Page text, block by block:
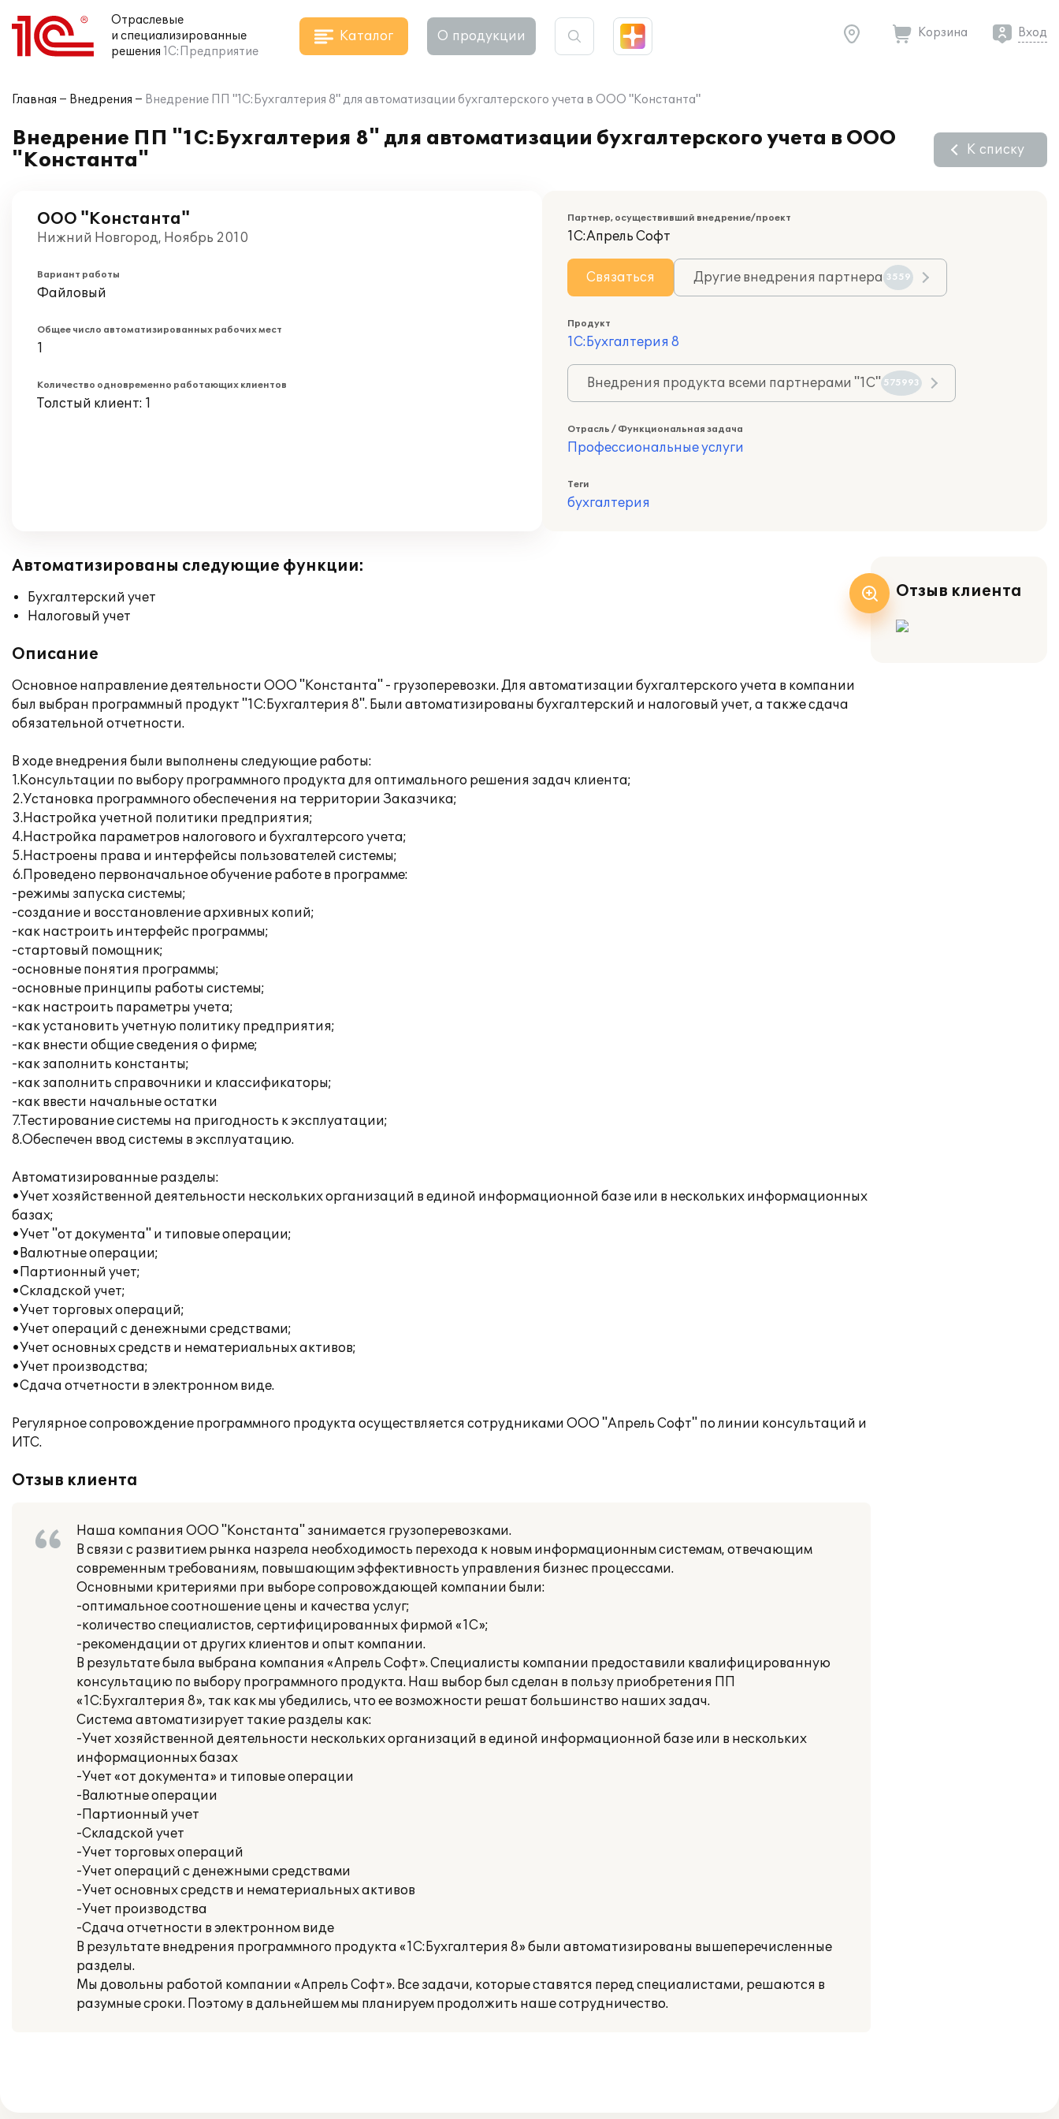
Отраслевые
и специализированные
решения 1С:Предприятие
Каталог О продукции Корзина Вход
Главная Внедрения Внедрение ПП "1С:Бухгалтерия 8" для автоматизации бухгалтерского учета в ООО "Константа"
Внедрение ПП "1С:Бухгалтерия 8" для автоматизации бухгалтерского учета в ООО
"Константа"
К списку
ООО "Константа"
Нижний Новгород, Ноябрь 2010
Вариант работы
Файловый
Общее число автоматизированных рабочих мест
1
Количество одновременно работающих клиентов
Толстый клиент: 1
Партнер, осуществивший внедрение/проект
1С:Апрель Софт
Связаться Другие внедрения партнера 3559
Продукт
1С:Бухгалтерия 8
Внедрения продукта всеми партнерами "1С" 575993
Отрасль / Функциональная задача
Профессиональные услуги
Теги
бухгалтерия
Автоматизированы следующие функции:
Бухгалтерский учет
Налоговый учет
Описание
Основное направление деятельности ООО "Константа" - грузоперевозки. Для автоматизации бухгалтерского учета в компании
был выбран программный продукт "1С:Бухгалтерия 8". Были автоматизированы бухгалтерский и налоговый учет, а также сдача
обязательной отчетности.
В ходе внедрения были выполнены следующие работы:
1.Консультации по выбору программного продукта для оптимального решения задач клиента;
2.Установка программного обеспечения на территории Заказчика;
3.Настройка учетной политики предприятия;
4.Настройка параметров налогового и бухгалтерсого учета;
5.Настроены права и интерфейсы пользователей системы;
6.Проведено первоначальное обучение работе в программе:
-режимы запуска системы;
-создание и восстановление архивных копий;
-как настроить интерфейс программы;
-стартовый помощник;
-основные понятия программы;
-основные принципы работы системы;
-как настроить параметры учета;
-как установить учетную политику предприятия;
-как внести общие сведения о фирме;
-как заполнить константы;
-как заполнить справочники и классификаторы;
-как ввести начальные остатки
7.Тестирование системы на пригодность к эксплуатации;
8.Обеспечен ввод системы в эксплуатацию.
Автоматизированные разделы:
•Учет хозяйственной деятельности нескольких организаций в единой информационной базе или в нескольких информационных
базах;
•Учет "от документа" и типовые операции;
•Валютные операции;
•Партионный учет;
•Складской учет;
•Учет торговых операций;
•Учет операций с денежными средствами;
•Учет основных средств и нематериальных активов;
•Учет производства;
•Сдача отчетности в электронном виде.
Регулярное сопровождение программного продукта осуществляется сотрудниками ООО "Апрель Софт" по линии консультаций и
ИТС.
Отзыв клиента
Наша компания ООО "Константа" занимается грузоперевозками.
В связи с развитием рынка назрела необходимость перехода к новым информационным системам, отвечающим
современным требованиям, повышающим эффективность управления бизнес процессами.
Основными критериями при выборе сопровождающей компании были:
-оптимальное соотношение цены и качества услуг;
-количество специалистов, сертифицированных фирмой «1С»;
-рекомендации от других клиентов и опыт компании.
В результате была выбрана компания «Апрель Софт». Специалисты компании предоставили квалифицированную
консультацию по выбору программного продукта. Наш выбор был сделан в пользу приобретения ПП
«1С:Бухгалтерия 8», так как мы убедились, что ее возможности решат большинство наших задач.
Система автоматизирует такие разделы как:
-Учет хозяйственной деятельности нескольких организаций в единой информационной базе или в нескольких
информационных базах
-Учет «от документа» и типовые операции
-Валютные операции
-Партионный учет
-Складской учет
-Учет торговых операций
-Учет операций с денежными средствами
-Учет основных средств и нематериальных активов
-Учет производства
-Сдача отчетности в электронном виде
В результате внедрения программного продукта «1С:Бухгалтерия 8» были автоматизированы вышеперечисленные
разделы.
Мы довольны работой компании «Апрель Софт». Все задачи, которые ставятся перед специалистами, решаются в
разумные сроки. Поэтому в дальнейшем мы планируем продолжить наше сотрудничество.
Отзыв клиента